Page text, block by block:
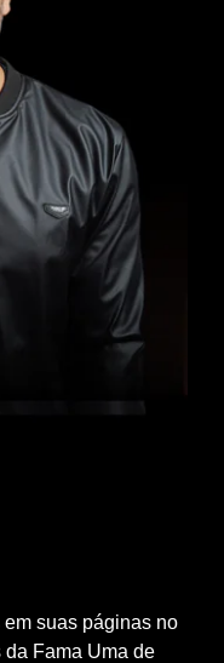
suas páginas no
Fama Uma de